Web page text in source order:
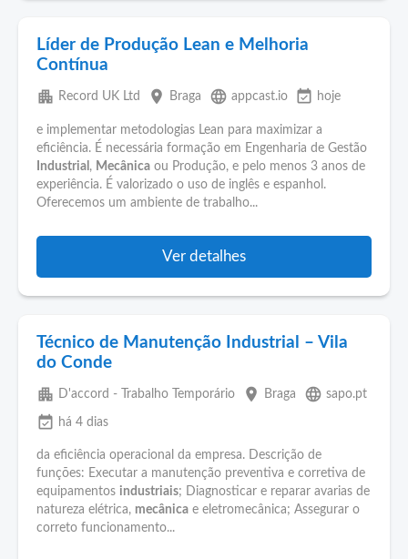
Líder de Produção Lean e Melhoria
Contínua
apartment Record UK Ltd place Braga language appcast.io event_available hoje
e implementar metodologias Lean para maximizar a
eficiência. É necessária formação em Engenharia de Gestão
Industrial , Mecânica ou Produção, e pelo menos 3 anos de
experiência. É valorizado o uso de inglês e espanhol.
Oferecemos um ambiente de trabalho...
Ver detalhes
Técnico de Manutenção Industrial – Vila
do Conde
apartment D'accord - Trabalho Temporário place Braga language sapo.pt
event_available há 4 dias
da eficiência operacional da empresa. Descrição de
funções: Executar a manutenção preventiva e corretiva de
equipamentos industriais; Diagnosticar e reparar avarias de
natureza elétrica, mecânica e eletromecânica; Assegurar o
correto funcionamento...